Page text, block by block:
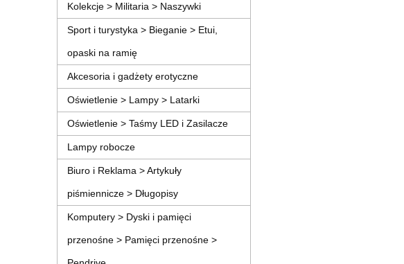
Kolekcje > Militaria > Naszywki
Sport i turystyka > Bieganie > Etui,
opaski na ramię
Akcesoria i gadżety erotyczne
Oświetlenie > Lampy > Latarki
Oświetlenie > Taśmy LED i Zasilacze
Lampy robocze
Biuro i Reklama > Artykuły
piśmiennicze > Długopisy
Komputery > Dyski i pamięci
przenośne > Pamięci przenośne >